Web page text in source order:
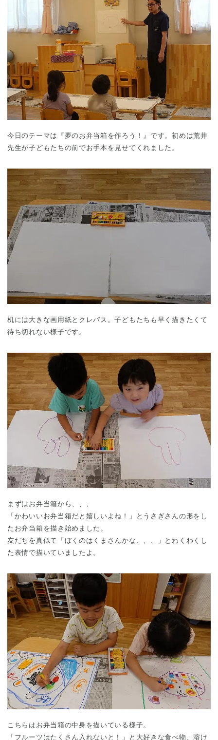
神奈川県 神奈川県 全域
千葉県 千葉県 全域
埼玉県 埼玉県 全域
兵庫県 兵庫県 全域
今日のテーマは『夢のお弁当箱を作ろう！』です。初めは荒井
先生が子どもたちの前でお手本を見せてくれました。
机には大きな画用紙とクレパス。子どもたちも早く描きたくて
待ち切れない様子です。
まずはお弁当箱から、、、
「かわいいお弁当箱だと嬉しいよね！」とうさぎさんの形をし
たお弁当箱を描き始めました。
友だちを真似て「ぼくのはくまさんかな、、、」とわくわくし
た表情で描いていましたよ。
こちらはお弁当箱の中身を描いている様子。
「フルーツはたくさん入れないと！」と大好きな食べ物、溶け